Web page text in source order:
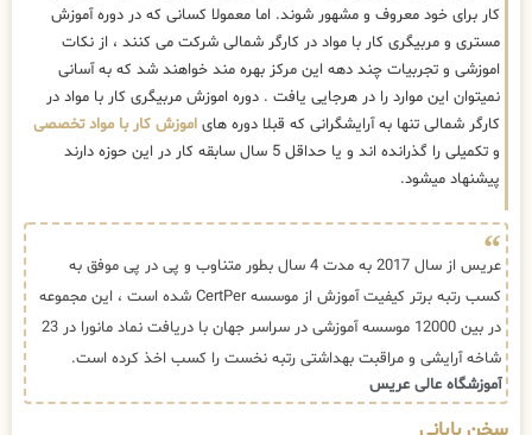
کار برای خود معروف و مشهور شوند. اما معمولا کسانی که در دوره آموزش
مستری و مربیگری کار با مواد در کارگر شمالی شرکت می کنند ، از نکات
اموزشی و تجربیات چند دهه این مرکز بهره مند خواهند شد که به آسانی
نمیتوان این موارد را در هرجایی یافت . دوره اموزش مربیگری کار با مواد در
کارگر شمالی تنها به آرایشگرانی که قبلا دوره های اموزش کار با مواد تخصصی
و تکمیلی را گذرانده اند و یا حداقل 5 سال سابقه کار در این حوزه دارند
پیشنهاد میشود.
عریس از سال 2017 به مدت 4 سال بطور متناوب و پی در پی موفق به
کسب رتبه برتر کیفیت آموزش از موسسه CertPer شده است ، این مجموعه
در بین 12000 موسسه آموزشی در سراسر جهان با دریافت نماد مانورا در 23
شاخه آرایشی و مراقبت بهداشتی رتبه نخست را کسب اخذ کرده است.
آموزشگاه عالی عریس